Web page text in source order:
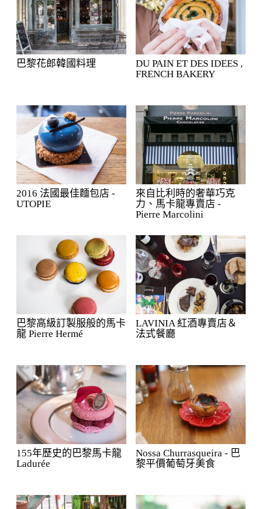
巴黎花郎韓國料理
DU PAIN ET DES IDEES ,
FRENCH BAKERY
2016 法國最佳麵包店 -
UTOPIE
來自比利時的奢華巧克
力、馬卡龍專賣店 -
Pierre Marcolini
巴黎高級訂製服般的馬卡
龍 Pierre Hermé
LAVINIA 紅酒專賣店＆
法式餐廳
155年歷史的巴黎馬卡龍
Ladurée
Nossa Churrasqueira - 巴
黎平價葡萄牙美食